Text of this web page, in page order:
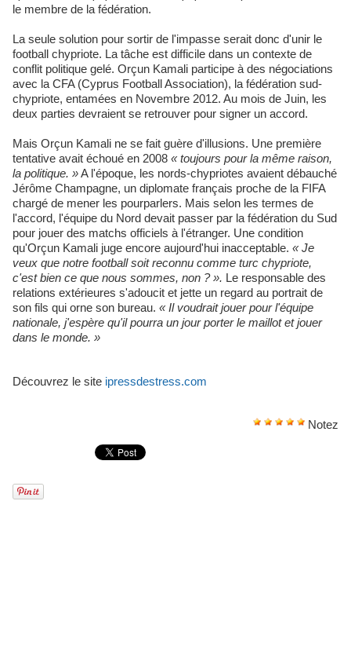
le membre de la fédération.
La seule solution pour sortir de l'impasse serait donc d'unir le
football chypriote. La tâche est difficile dans un contexte de
conflit politique gelé. Orçun Kamali participe à des négociations
avec la CFA (Cyprus Football Association), la fédération sud-
chypriote, entamées en Novembre 2012. Au mois de Juin, les
deux parties devraient se retrouver pour signer un accord.
Mais Orçun Kamali ne se fait guère d'illusions. Une première
tentative avait échoué en 2008 « toujours pour la même raison,
la politique. »A l'époque, les nords-chypriotes avaient débauché
Jérôme Champagne, un diplomate français proche de la FIFA
chargé de mener les pourparlers. Mais selon les termes de
l'accord, l'équipe du Nord devait passer par la fédération du Sud
pour jouer des matchs officiels à l'étranger. Une condition
qu'Orçun Kamali juge encore aujourd'hui inacceptable. « Je
veux que notre football soit reconnu comme turc chypriote,
c'est bien ce que nous sommes, non ? ». Le responsable des
relations extérieures s'adoucit et jette un regard au portrait de
son fils qui orne son bureau. « Il voudrait jouer pour l'équipe
nationale, j'espère qu'il pourra un jour porter le maillot et jouer
dans le monde. »
Découvrez le site ipressdestress.com
Notez